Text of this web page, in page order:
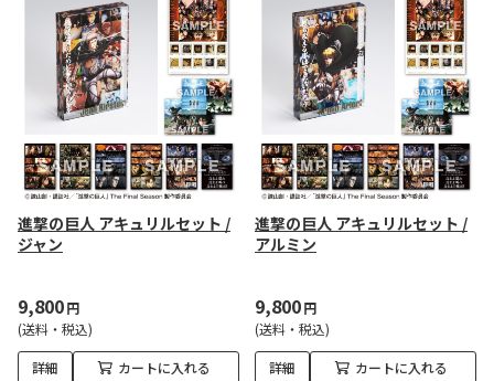
進撃の巨人 アキュリルセット /
ジャン
9,800円
(送料・税込)
詳細 カートに入れる
進撃の巨人 アキュリルセット /
アルミン
9,800円
(送料・税込)
詳細 カートに入れる